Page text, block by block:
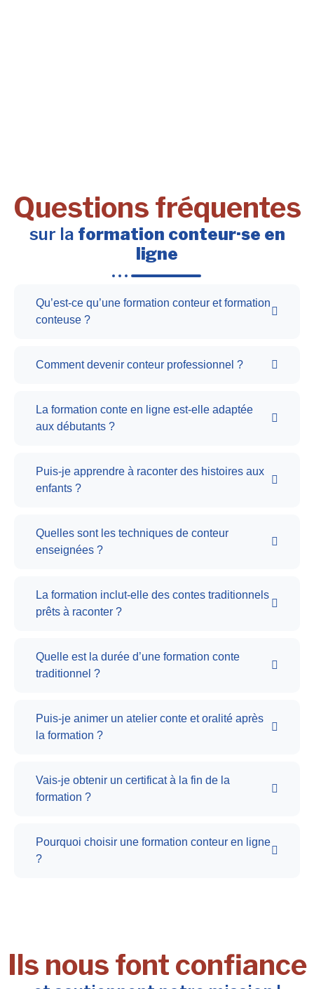
Questions fréquentes
sur la formation conteur·se en
ligne
Qu’est-ce qu’une formation conteur et formation
conteuse ?
Comment devenir conteur professionnel ?
La formation conte en ligne est-elle adaptée
aux débutants ?
Puis-je apprendre à raconter des histoires aux
enfants ?
Quelles sont les techniques de conteur
enseignées ?
La formation inclut-elle des contes traditionnels
prêts à raconter ?
Quelle est la durée d’une formation conte
traditionnel ?
Puis-je animer un atelier conte et oralité après
la formation ?
Vais-je obtenir un certificat à la fin de la
formation ?
Pourquoi choisir une formation conteur en ligne
?
Ils nous font confiance